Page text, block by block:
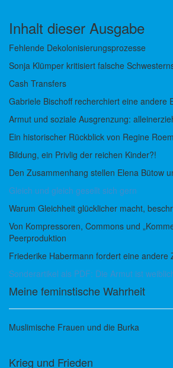
Inhalt dieser Ausgabe
Fehlende Dekolonisierungsprozesse
Sonja Klümper kritisiert falsche
Cash Transfers
Gabriele Bischoff recherchiert eine andere
Armut und soziale Ausgrenzung:
Ein historischer Rückblick von Regine
Bildung, ein Privlig der reichen Kinder?!
Den Zusammenhang stellen Elena Bütow
Gleich und gleich gesellt sich gern
Warum Gleichheit glücklicher macht,
Von Kompressoren, Commons und
Peerproduktion
Friederike Habermann fordert eine andere
Sonderartikel als PDF: Die Armut ist
Meine feminstische Wahrheit
Muslimische Frauen und die Burka
Krieg und Frieden